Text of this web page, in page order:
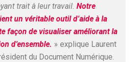
trait à leur travail. Notre
un véritable outil d’aide à la
façon de visualiser améliorant la
d’ensemble. » explique Laurent
du Document Numérique.